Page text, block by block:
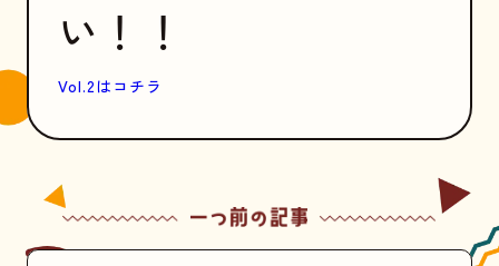
い！！
Vol.2はコチラ